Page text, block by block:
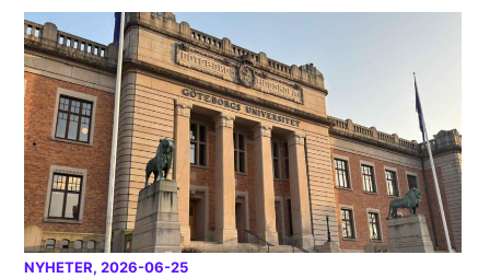
NYHETER, 2026-06-25